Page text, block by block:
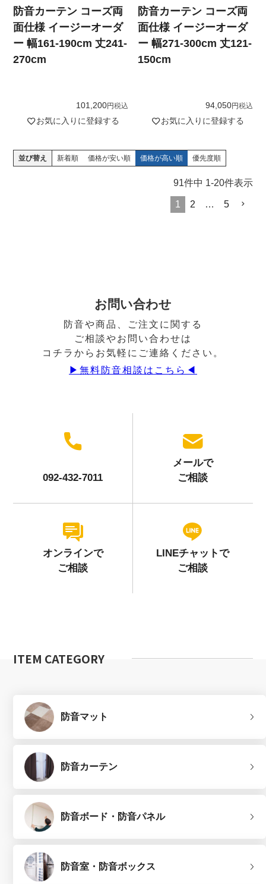
防音カーテン コーズ両
面仕様 イージーオーダ
ー 幅161-190cm 丈241-
270cm
101,200 税込
お気に入りに登録する
防音カーテン コーズ両
面仕様 イージーオーダ
ー 幅271-300cm 丈121-
150cm
94,050 税込
お気に入りに登録する
並び替え 新着順 価格が安い順 価格が高い順 優先度順
91件中 1-20件表示
1 2 … 5
お問い合わせ
防音や商品、ご注文に関する
ご相談やお問い合わせは
コチラからお気軽にご連絡ください。
▶︎無料防音相談はこちら◀︎
092-432-7011
メールで
ご相談
オンラインで
ご相談
LINEチャットで
ご相談
ITEM CATEGORY
防音マット
防音カーテン
防音ボード・防音パネル
防音室・防音ボックス